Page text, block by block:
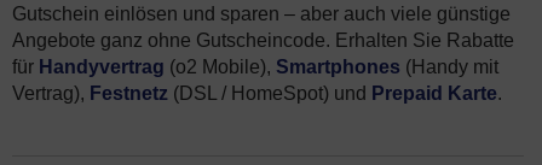
Gutschein einlösen und sparen – aber auch viele günstige
Angebote ganz ohne Gutscheincode. Erhalten Sie Rabatte
für Handyvertrag (o2 Mobile), Smartphones (Handy mit
Vertrag), Festnetz (DSL / HomeSpot) und Prepaid Karte.